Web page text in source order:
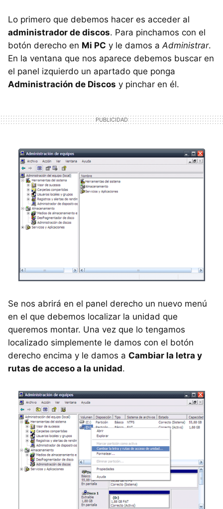
Lo primero que debemos hacer es acceder al
administrador de discos. Para pinchamos con el
botón derecho en Mi PC y le damos aAdministrar.
En la ventana que nos aparece debemos buscar en
el panel izquierdo un apartado que ponga
Administración de Discos y pinchar en él.
Se nos abrirá en el panel derecho un nuevo menú
en el que debemos localizar la unidad que
queremos montar. Una vez que lo tengamos
localizado simplemente le damos con el botón
derecho encima y le damos a Cambiar la letra y
rutas de acceso a la unidad.